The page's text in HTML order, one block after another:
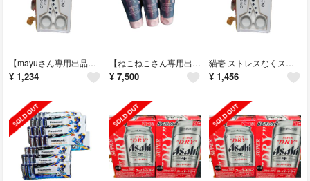
【mayuさん専用出品】猫壱ストレスなくスパッと切れる猫用爪切り 日本製(1個)
¥ 1,234
【ねこねこさん専用出品】アノブディープダメージトリートメントEX 桜エディション
¥ 7,500
猫壱 ストレスなくスパッと切れる猫用爪切り 日本製(1個)
¥ 1,456